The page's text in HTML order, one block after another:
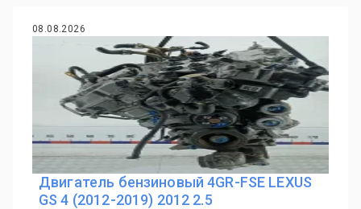
08.08.2026
Двигатель бензиновый 4GR-FSE LEXUS
GS 4 (2012-2019) 2012 2.5